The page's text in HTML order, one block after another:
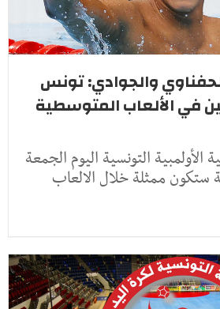
والجوادي: تونس
سباحين في الألعاب المتوسطية
الأولمبية التونسية اليوم الجمعة
ستكون ممثلة خلال الالعاب